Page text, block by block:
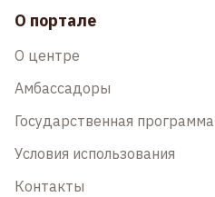
О портале
О центре
Амбассадоры
Государственная программа
Условия использования
Контакты